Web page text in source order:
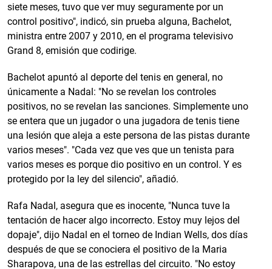
siete meses, tuvo que ver muy seguramente por un
control positivo", indicó, sin prueba alguna, Bachelot,
ministra entre 2007 y 2010, en el programa televisivo
Grand 8, emisión que codirige.
Bachelot apuntó al deporte del tenis en general, no
únicamente a Nadal: "No se revelan los controles
positivos, no se revelan las sanciones. Simplemente uno
se entera que un jugador o una jugadora de tenis tiene
una lesión que aleja a este persona de las pistas durante
varios meses". "Cada vez que ves que un tenista para
varios meses es porque dio positivo en un control. Y es
protegido por la ley del silencio", añadió.
Rafa Nadal, asegura que es inocente, "Nunca tuve la
tentación de hacer algo incorrecto. Estoy muy lejos del
dopaje", dijo Nadal en el torneo de Indian Wells, dos días
después de que se conociera el positivo de la Maria
Sharapova, una de las estrellas del circuito. "No estoy